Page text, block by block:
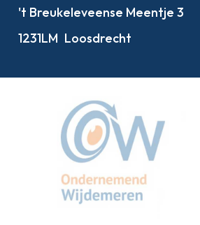
't Breukeleveense Meentje 3
1231LM Loosdrecht